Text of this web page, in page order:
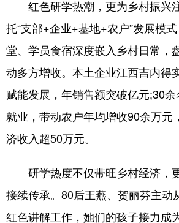
红色研学热潮，更为乡村振兴
托“支部+企业+基地+农户”发展模
堂、学员食宿深度嵌入乡村日常，
动多方增收。本土企业江西吉内得
赋能发展，年销售额突破亿元;30
就业，带动农户年均增收90余万元
济收入超50万元。
研学热度不仅带旺乡村经济，
接续传承。80后王燕、贺丽芬主动
红色讲解工作，她们的孩子接力成